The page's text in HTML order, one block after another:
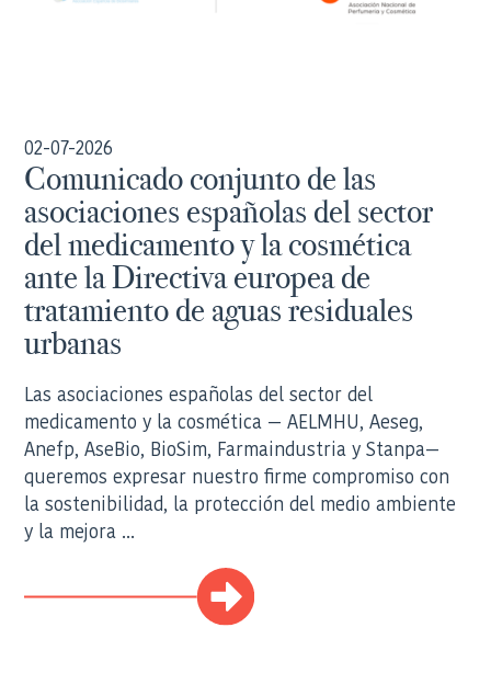
02-07-2026
Comunicado conjunto de las
asociaciones españolas del sector
del medicamento y la cosmética
ante la Directiva europea de
tratamiento de aguas residuales
urbanas
Las asociaciones españolas del sector del
medicamento y la cosmética — AELMHU, Aeseg,
Anefp, AseBio, BioSim, Farmaindustria y Stanpa—
queremos expresar nuestro firme compromiso con
la sostenibilidad, la protección del medio ambiente
y la mejora ...